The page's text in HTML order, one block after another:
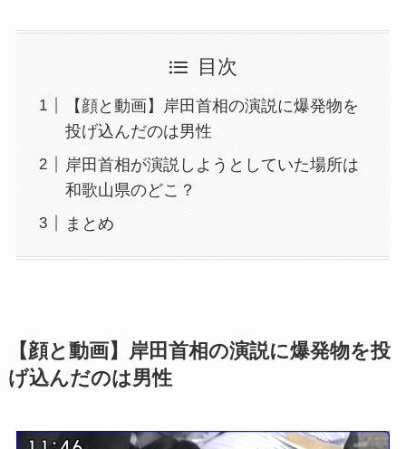
目次
【顔と動画】岸田首相の演説に爆発物を
投げ込んだのは男性
岸田首相が演説しようとしていた場所は
和歌山県のどこ？
まとめ
【顔と動画】岸田首相の演説に爆発物を投
げ込んだのは男性